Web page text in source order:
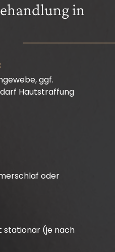
in
ggf.
Hautstraffung
oder
stationär (je nach